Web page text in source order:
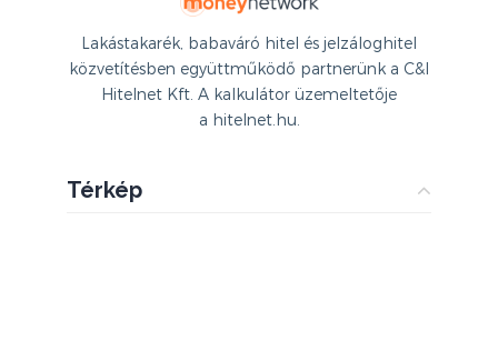
Lakástakarék, babaváró hitel és jelzáloghitel
közvetítésben együttműködő partnerünk a C&I
Hitelnet Kft. A kalkulátor üzemeltetője
a hitelnet.hu.
Térkép